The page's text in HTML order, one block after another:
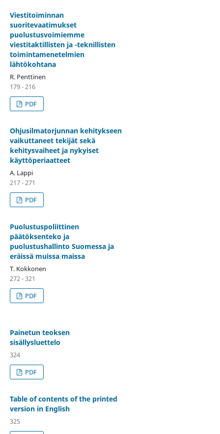
Viestitoiminnan
suoritevaatimukset
puolustusvoimiemme
viestitaktillisten ja -teknillisten
toimintamenetelmien
lähtökohtana
R. Penttinen
179 - 216
PDF
Ohjusilmatorjunnan kehitykseen
vaikuttaneet tekijät sekä
kehitysvaiheet ja nykyiset
käyttöperiaatteet
A. Lappi
217 - 271
PDF
Puolustuspoliittinen
päätöksenteko ja
puolustushallinto Suomessa ja
eräissä muissa maissa
T. Kokkonen
272 - 321
PDF
Painetun teoksen
sisällysluettelo
324
PDF
Table of contents of the printed
version in English
325